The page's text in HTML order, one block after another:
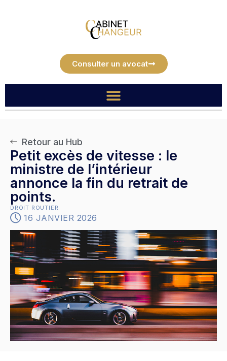
Consulter un avocat
Retour au Hub
Petit excès de vitesse : le
ministre de l’intérieur
annonce la fin du retrait de
points.
DROIT ROUTIER
16 JANVIER 2026